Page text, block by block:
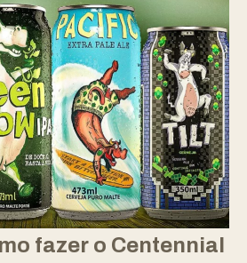
fazer o Centennial